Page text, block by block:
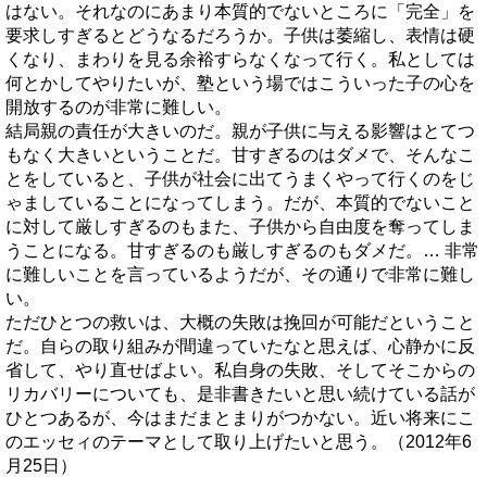
はない。それなのにあまり本質的でないところに「完全」を
要求しすぎるとどうなるだろうか。子供は萎縮し、表情は硬
くなり、まわりを見る余裕すらなくなって行く。私としては
何とかしてやりたいが、塾という場ではこういった子の心を
開放するのが非常に難しい。
結局親の責任が大きいのだ。親が子供に与える影響はとてつ
もなく大きいということだ。甘すぎるのはダメで、そんなこ
とをしていると、子供が社会に出てうまくやって行くのをじ
ゃましていることになってしまう。だが、本質的でないこと
に対して厳しすぎるのもまた、子供から自由度を奪ってしま
うことになる。甘すぎるのも厳しすぎるのもダメだ。… 非常
に難しいことを言っているようだが、その通りで非常に難し
い。
ただひとつの救いは、大概の失敗は挽回が可能だということ
だ。自らの取り組みが間違っていたなと思えば、心静かに反
省して、やり直せばよい。私自身の失敗、そしてそこからの
リカバリーについても、是非書きたいと思い続けている話が
ひとつあるが、今はまだまとまりがつかない。近い将来にこ
のエッセィのテーマとして取り上げたいと思う。（2012年6
月25日）